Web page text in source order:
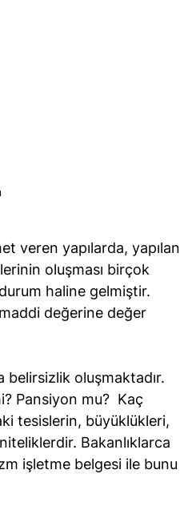
veren yapılarda, yapılan
oluşması birçok
haline gelmiştir.
değerine değer
oluşmaktadır.
Pansiyon mu?  Kaç
tesislerin, büyüklükleri,
Bakanlıklarca
işletme belgesi ile bunu